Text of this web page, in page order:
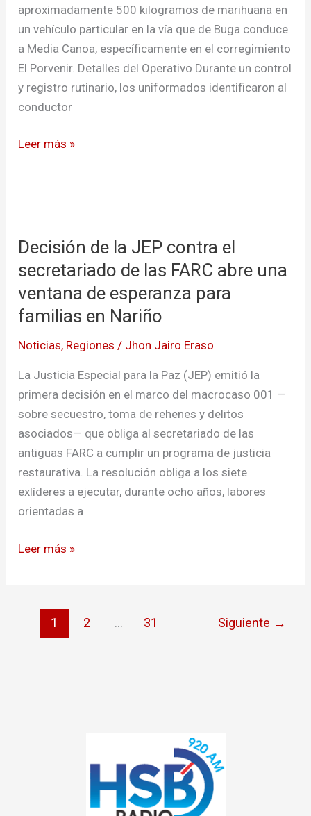
aproximadamente 500 kilogramos de marihuana en
un vehículo particular en la vía que de Buga conduce
a Media Canoa, específicamente en el corregimiento
El Porvenir. Detalles del Operativo Durante un control
y registro rutinario, los uniformados identificaron al
conductor
Leer más »
Decisión de la JEP contra el
secretariado de las FARC abre una
ventana de esperanza para
familias en Nariño
Noticias, Regiones / Jhon Jairo Eraso
La Justicia Especial para la Paz (JEP) emitió la
primera decisión en el marco del macrocaso 001 —
sobre secuestro, toma de rehenes y delitos
asociados— que obliga al secretariado de las
antiguas FARC a cumplir un programa de justicia
restaurativa. La resolución obliga a los siete
exlíderes a ejecutar, durante ocho años, labores
orientadas a
la
JEP
contra
el
secretariado
de
FARC
abre
una
ventana
de
esperanza
para
familias
Leer más »
1 2 … 31 Siguiente →